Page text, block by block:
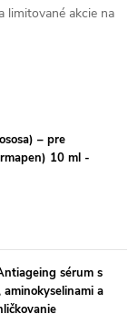
limitované akcie na
– pre
10 ml -
sérum s
a